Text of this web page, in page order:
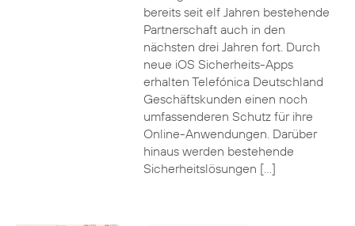
bereits seit elf Jahren bestehende
Partnerschaft auch in den
nächsten drei Jahren fort. Durch
neue iOS Sicherheits-Apps
erhalten Telefónica Deutschland
Geschäftskunden einen noch
umfassenderen Schutz für ihre
Online-Anwendungen. Darüber
hinaus werden bestehende
Sicherheitslösungen […]